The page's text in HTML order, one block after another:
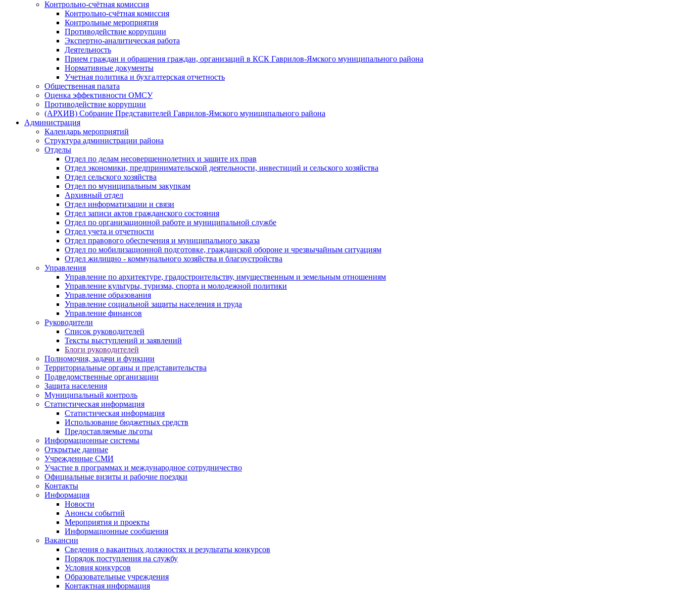
Контрольно-счётная комиссия
Контрольно-счётная комиссия
Контрольные мероприятия
Противодействие коррупции
Экспертно-аналитическая работа
Деятельность
Прием граждан и обращения граждан, организаций в КСК Гаврилов-Ямского муниципального района
Нормативные документы
Учетная политика и бухгалтерская отчетность
Общественная палата
Оценка эффективности ОМСУ
Противодействие коррупции
(АРХИВ) Собрание Представителей Гаврилов-Ямского муниципального района
Администрация
Календарь мероприятий
Структура администрации района
Отделы
Отдел по делам несовершеннолетних и защите их прав
Отдел экономики, предпринимательской деятельности, инвестиций и сельского хозяйства
Отдел сельского хозяйства
Отдел по муниципальным закупкам
Архивный отдел
Отдел информатизации и связи
Отдел записи актов гражданского состояния
Отдел по организационной работе и муниципальной службе
Отдел учета и отчетности
Отдел правового обеспечения и муниципального заказа
Отдел по мобилизационной подготовке, гражданской обороне и чрезвычайным ситуациям
Отдел жилищно - коммунального хозяйства и благоустройства
Управления
Управление по архитектуре, градостроительству, имущественным и земельным отношениям
Управление культуры, туризма, спорта и молодежной политики
Управление образования
Управление социальной защиты населения и труда
Управление финансов
Руководители
Список руководителей
Тексты выступлений и заявлений
Блоги руководителей
Полномочия, задачи и функции
Территориальные органы и представительства
Подведомственные организации
Защита населения
Муниципальный контроль
Статистическая информация
Статистическая информация
Использование бюджетных средств
Предоставляемые льготы
Информационные системы
Открытые данные
Учрежденные СМИ
Участие в программах и международное сотрудничество
Официальные визиты и рабочие поездки
Контакты
Информация
Новости
Анонсы событий
Мероприятия и проекты
Информационные сообщения
Вакансии
Сведения о вакантных должностях и результаты конкурсов
Порядок поступления на службу
Условия конкурсов
Образовательные учреждения
Контактная информация